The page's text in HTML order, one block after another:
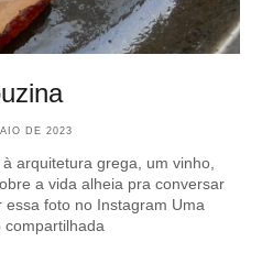
DE 2023
arquitetura grega, um vinho,
a vida alheia pra conversar
essa foto no Instagram Uma
compartilhada